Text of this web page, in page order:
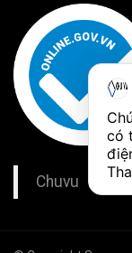
Chuvu
có